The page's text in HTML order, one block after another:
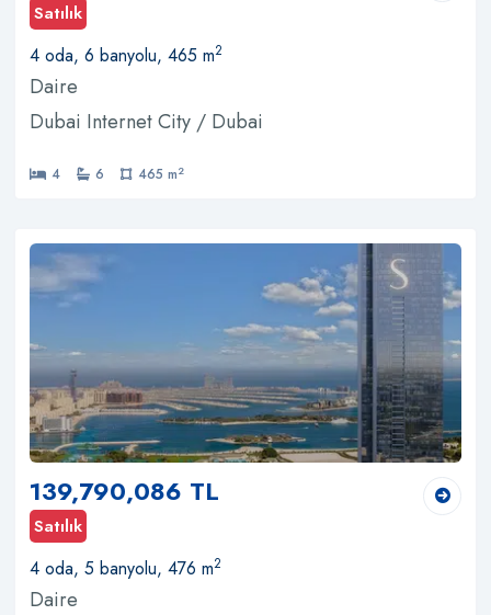
Satılık
4 oda, 6 banyolu, 465 m2
Daire
Dubai Internet City / Dubai
4 6 465 m2
139,790,086 TL
Satılık
4 oda, 5 banyolu, 476 m2
Daire